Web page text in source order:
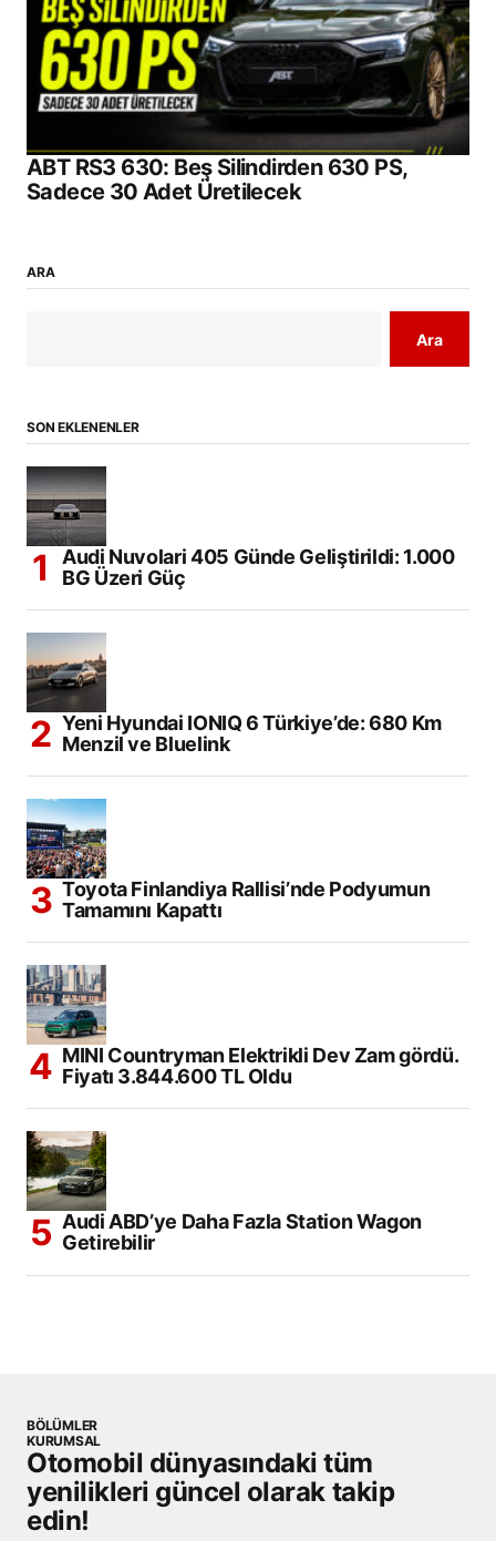
ABT RS3 630: Beş Silindirden 630 PS,
Sadece 30 Adet Üretilecek
ARA
Ara
SON EKLENENLER
Audi Nuvolari 405 Günde Geliştirildi: 1.000
BG Üzeri Güç
Yeni Hyundai IONIQ 6 Türkiye’de: 680 Km
Menzil ve Bluelink
Toyota Finlandiya Rallisi’nde Podyumun
Tamamını Kapattı
MINI Countryman Elektrikli Dev Zam gördü.
Fiyatı 3.844.600 TL Oldu
Audi ABD’ye Daha Fazla Station Wagon
Getirebilir
BÖLÜMLER
KURUMSAL
Otomobil dünyasındaki tüm
yenilikleri güncel olarak takip
edin!